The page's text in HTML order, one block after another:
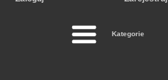
Kategorie